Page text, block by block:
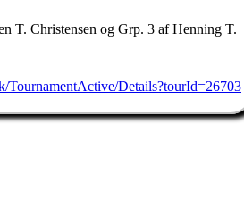
T. Christensen og Grp. 3 af Henning T.
TournamentActive/Details?tourId=26703